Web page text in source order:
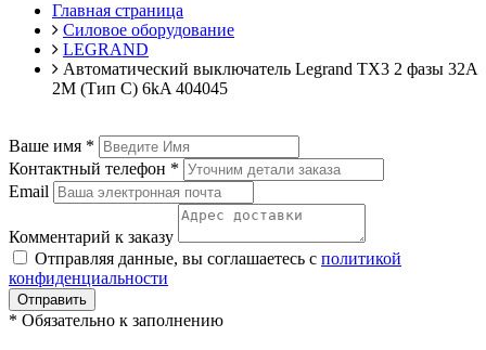
Главная страница
Силовое оборудование
LEGRAND
Автоматический выключатель Legrand TX3 2 фазы 32A
2М (Тип C) 6kA 404045
Ваше имя *
Контактный телефон *
Email
Комментарий к заказу
Отправляя данные, вы соглашаетесь с политикой
конфиденциальности
Отправить
* Обязательно к заполнению